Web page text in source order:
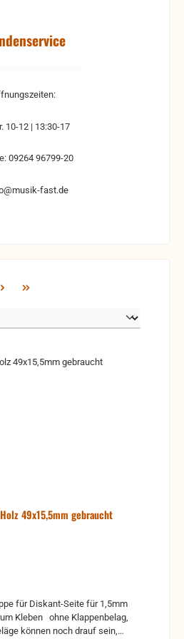
10-12 | 13:30-17
09264 96799-20
fast.de
49x15,5mm gebraucht
Diskant-Seite für 1,5mm
können noch drauf sein,